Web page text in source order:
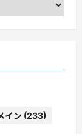
イン (233)